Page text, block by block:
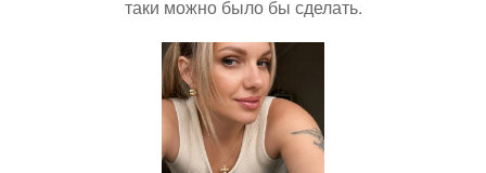
таки можно было бы сделать.